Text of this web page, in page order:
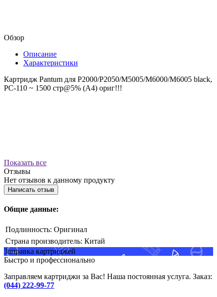
Обзор
Описание
Характеристики
Картридж Pantum для P2000/P2050/M5005/M6000/M6005 black,
PC-110 ~ 1500 стр@5% (A4) ориг!!!
Показать все
Отзывы
Нет отзывов к данному продукту
Написать отзыв
Общие данные:
Подлинность: Оригинал
Страна производитель: Китай
Заправка картриджей
Быстро и профессионально
Заправляем картриджи за Вас! Наша постоянная услуга. Заказ:
(044) 222-99-77